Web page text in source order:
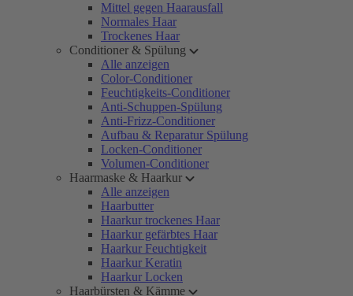
Mittel gegen Haarausfall
Normales Haar
Trockenes Haar
Conditioner & Spülung
Alle anzeigen
Color-Conditioner
Feuchtigkeits-Conditioner
Anti-Schuppen-Spülung
Anti-Frizz-Conditioner
Aufbau & Reparatur Spülung
Locken-Conditioner
Volumen-Conditioner
Haarmaske & Haarkur
Alle anzeigen
Haarbutter
Haarkur trockenes Haar
Haarkur gefärbtes Haar
Haarkur Feuchtigkeit
Haarkur Keratin
Haarkur Locken
Haarbürsten & Kämme